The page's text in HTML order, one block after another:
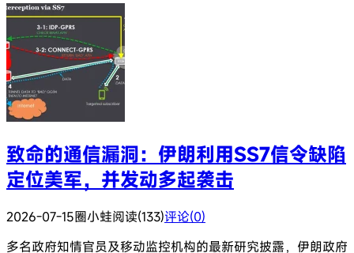
致命的通信漏洞：伊朗利用SS7信令缺陷
定位美军，并发动多起袭击
2026-07-15圈小蛙阅读(133)评论(0)
多名政府知情官员及移动监控机构的最新研究披露，伊朗政府